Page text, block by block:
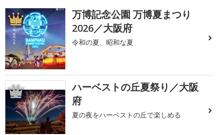
1
万博記念公園 万博夏まつり
2026／大阪府
令和の夏、昭和な夏
2
ハーベストの丘夏祭り／大阪
府
夏の夜をハーベストの丘で楽しめる